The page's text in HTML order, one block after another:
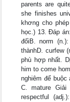
parents are
she finishes
khơng cho
học.) 13. Đáp
đốiB. norm
thànhD. curfew
phù hợp nhất.
him to come
nghiêm để
C. mature Giải
respectful